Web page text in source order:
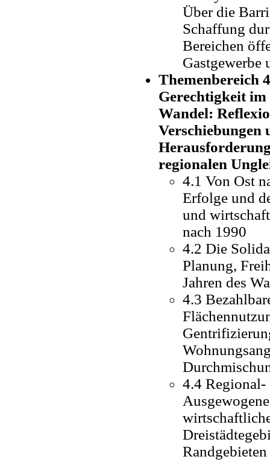
Über die
Schaffung
Bereichen
Gastgewerbe
Themenbereich
Gerechtigkeit im
Wandel:
Verschiebungen
regionalen
4.1 Von Ost
Erfolge und
und
nach 1990
4.2 Die
Planung,
Jahren des
4.3
4.4
Randgebieten